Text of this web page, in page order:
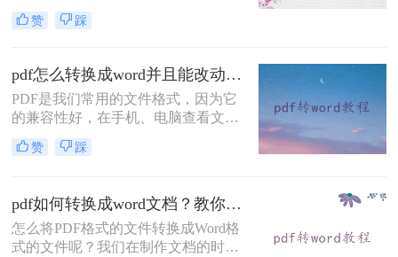
应用程序、操作系统和硬件无关的便
携式文档格式。PDF文件可以保证准
印机上。难怪PDF格式经常出现在办
公文件传输中。然而，PDF文件的编
辑和操作更麻烦。此时，许多朋友问
小编电脑上pdf如何转换成word文档。
将pdf转word确实是个好方法。让我们
看看如何转换吧！
赞 踩
pdf怎么转换成word并且能改动？建议收藏这四种转换方法！
PDF是我们常用的文件格式，因为它
的兼容性好，在手机、电脑查看文件
都不影响文件的格式与内容。并且它
的保密性也好，因为它无法在线更改
PDF格式转换成其他格式；比如将
PDF转为Word、PPT等，但是它们之
间又不能直接相互转换，我们需要借
赞 踩
pdf如何转换成word文档？教你5个方法！
怎么将PDF格式的文件转换成Word格
式的文件呢？我们在制作文档的时候